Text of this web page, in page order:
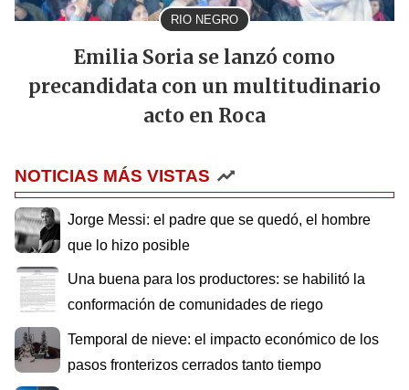
RIO NEGRO
Emilia Soria se lanzó como
precandidata con un multitudinario
acto en Roca
NOTICIAS MÁS VISTAS
Jorge Messi: el padre que se quedó, el hombre
que lo hizo posible
Una buena para los productores: se habilitó la
conformación de comunidades de riego
Temporal de nieve: el impacto económico de los
pasos fronterizos cerrados tanto tiempo